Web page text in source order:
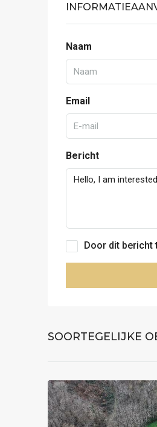
Naam
Email
Bericht
Door dit bericht
SOORTEGELIJKE